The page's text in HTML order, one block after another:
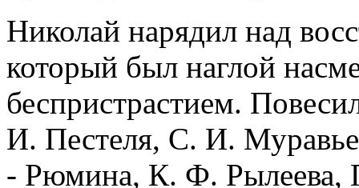
Николай нарядил над
который был наглой
беспристрастием.
И. Пестеля, С. И.
- Рюмина, К. Ф. Рылеева,